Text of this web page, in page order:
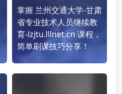
掌握 兰州交通大学-甘肃
省专业技术人员继续教
育-lzjtu.lllnet.cn 课程，
简单刷课技巧分享！